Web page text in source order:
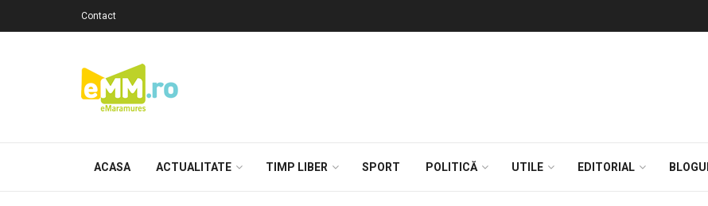
Contact
ACASA ACTUALITATE TIMP LIBER SPORT POLITICĂ UTILE EDITORIAL